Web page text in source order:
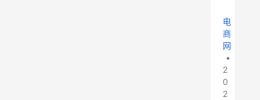
电
商
网
•
2
0
2